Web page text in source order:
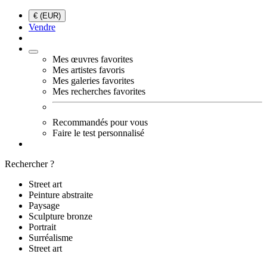
€ (EUR)
Vendre
Mes œuvres favorites
Mes artistes favoris
Mes galeries favorites
Mes recherches favorites
Recommandés pour vous
Faire le test personnalisé
Rechercher ?
Street art
Peinture abstraite
Paysage
Sculpture bronze
Portrait
Surréalisme
Street art